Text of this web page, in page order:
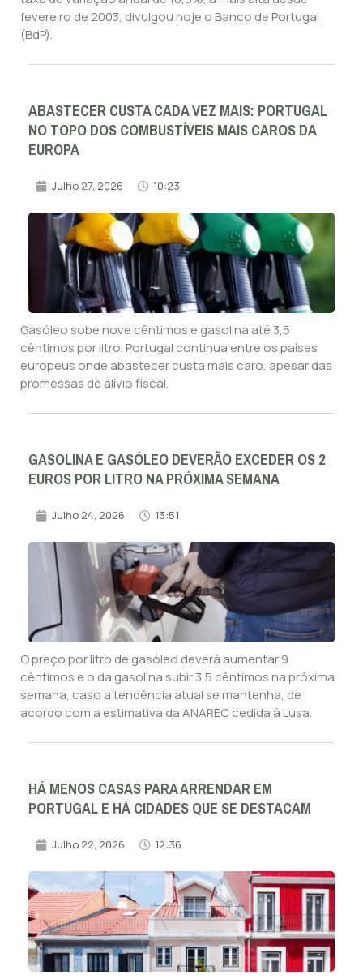
fevereiro de 2003, divulgou hoje o Banco de Portugal
(BdP).
ABASTECER CUSTA CADA VEZ MAIS: PORTUGAL
NO TOPO DOS COMBUSTÍVEIS MAIS CAROS DA
EUROPA
Julho 27, 2026 10:23
Gasóleo sobe nove cêntimos e gasolina até 3,5
cêntimos por litro. Portugal continua entre os países
europeus onde abastecer custa mais caro, apesar das
promessas de alívio fiscal.
GASOLINA E GASÓLEO DEVERÃO EXCEDER OS 2
EUROS POR LITRO NA PRÓXIMA SEMANA
Julho 24, 2026 13:51
O preço por litro de gasóleo deverá aumentar 9
cêntimos e o da gasolina subir 3,5 cêntimos na próxima
semana, caso a tendência atual se mantenha, de
acordo com a estimativa da ANAREC cedida à Lusa.
HÁ MENOS CASAS PARA ARRENDAR EM
PORTUGAL E HÁ CIDADES QUE SE DESTACAM
Julho 22, 2026 12:36